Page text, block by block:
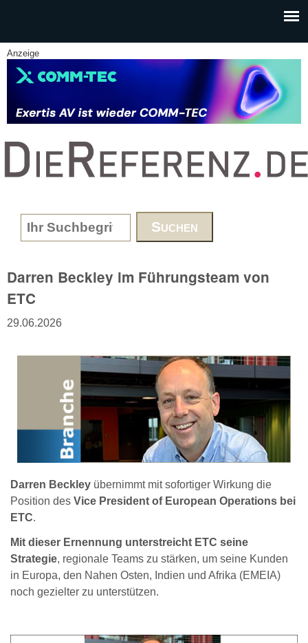
Anzeige
www.DieReferenz.de
Search form
Darren Beckley im Führungsteam von
ETC
29.06.2026
Darren Beckley übernimmt mit sofortiger Wirkung die
Position des Vice President of European Operations bei
ETC.
Mit dieser Ernennung unterstreicht ETC seine
Strategie, regionale Teams zu stärken, um seine Kunden
in Europa, den Nahen Osten, Indien und Afrika (EMEIA)
noch gezielter zu unterstützen.